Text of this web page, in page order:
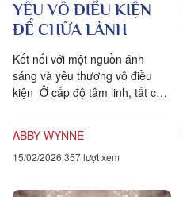
YÊU VÔ ĐIỀU KIỆN
ĐỂ CHỮA LÀNH
Kết nối với một nguồn ánh
sáng và yêu thương vô điều
kiện Ở cấp độ tâm linh, tất cả
ABBY WYNNE
15/02/2026 357 lượt xem